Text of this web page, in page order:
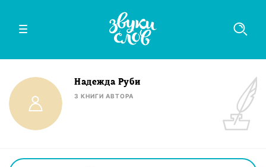
Надежда Руби
3 КНИГИ АВТОРА